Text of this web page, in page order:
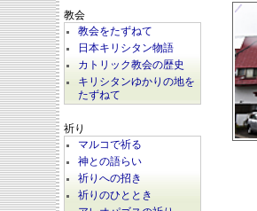
教会
教会をたずねて
日本キリシタン物語
カトリック教会の歴史
キリシタンゆかりの地を
たずねて
祈り
マルコで祈る
神との語らい
祈りへの招き
祈りのひととき